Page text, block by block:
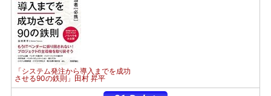
「システム発注から導入までを成功
させる90の鉄則」田村 昇平